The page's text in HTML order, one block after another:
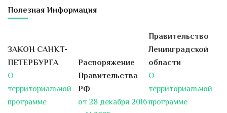
3 марта - Международный день
Региональная конференция
Санкт-Петербурга и Северо-
Западного федерального округа
: «Актуальные вопросы
сестринского дела в
заместительной почечной
терапии» 4 апреля 2019 г.
Полезная Информация
ЗАКОН САНКТ-
ПЕТЕРБУРГА
О
территориальной
программе
Распоряжение
Правительства
РФ
от 28 декабря 2016
Правительство
Ленинградской
области
О
территориальной
программе